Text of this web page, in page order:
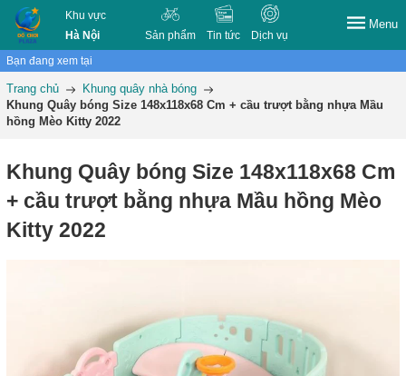
Khu vực
Hà Nội
Sản phẩm Tin tức Dịch vụ
Menu
Bạn đang xem tại
Trang chủ
Khung quây nhà bóng
Khung Quây bóng Size 148x118x68 Cm + cầu trượt bằng nhựa Mầu
hồng Mèo Kitty 2022
Khung Quây bóng Size 148x118x68 Cm
+ cầu trượt bằng nhựa Mầu hồng Mèo
Kitty 2022